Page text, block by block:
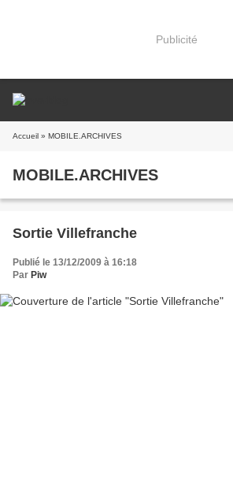
Publicité
Accueil » MOBILE.ARCHIVES
MOBILE.ARCHIVES
Sortie Villefranche
Publié le 13/12/2009 à 16:18
Par Piw